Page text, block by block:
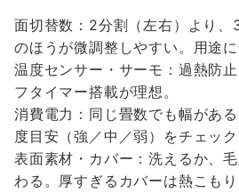
面切替数：2分割（左右）より、
のほうが微調整しやすい。用途に
温度センサー・サーモ：過熱防
フタイマー搭載が理想。
消費電力：同じ畳数でも幅があ
度目安（強／中／弱）をチェック
表面素材・カバー：洗えるか、
わる。厚すぎるカバーは熱こもり